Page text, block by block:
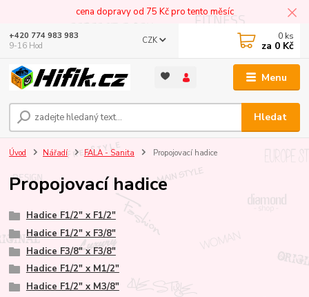
cena dopravy od 75 Kč pro tento měsíc
Menu
CZK
Hledat
+420 774 983 983
9-16 Hod
0 ks
za 0 Kč
Úvod Nářadí FALA - Sanita Propojovací hadice
Propojovací hadice
Hadice F1/2" x F1/2"
Hadice F1/2" x F3/8"
Hadice F3/8" x F3/8"
Hadice F1/2" x M1/2"
Hadice F1/2" x M3/8"